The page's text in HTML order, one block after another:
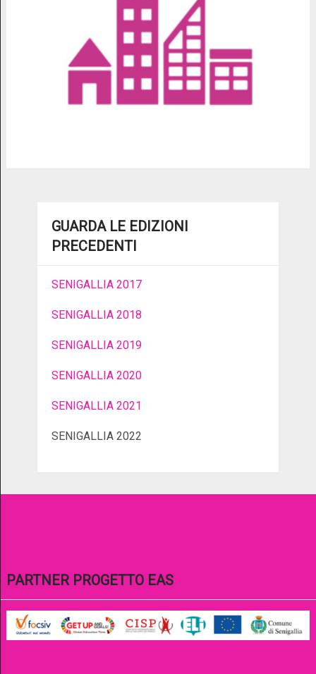
GUARDA LE EDIZIONI
PRECEDENTI
SENIGALLIA 2017
SENIGALLIA 2018
SENIGALLIA 2019
SENIGALLIA 2020
SENIGALLIA 2021
SENIGALLIA 2022
PARTNER PROGETTO EAS